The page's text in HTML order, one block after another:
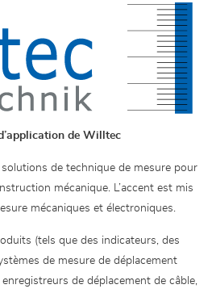
de Willtec
de technique de mesure pour
mécanique. L’accent est mis
mécaniques et électroniques.
(tels que des indicateurs, des
de mesure de déplacement
de déplacement de câble,